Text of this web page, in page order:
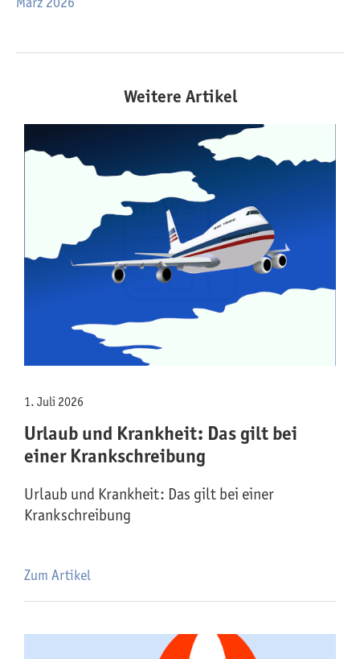
Weitere Artikel
1. Juli 2026
Urlaub und Krankheit: Das gilt bei
einer Krankschreibung
Urlaub und Krankheit: Das gilt bei einer
Krankschreibung
Zum Artikel